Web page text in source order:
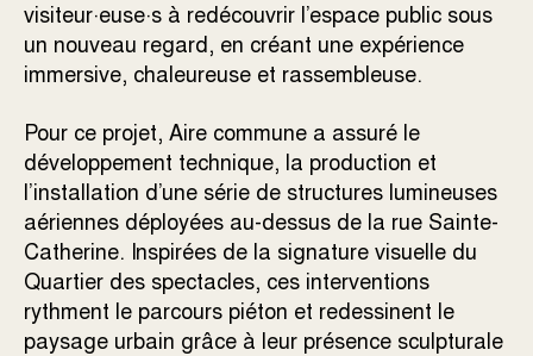
visiteur·euse·s à redécouvrir l’espace public sous
un nouveau regard, en créant une expérience
immersive, chaleureuse et rassembleuse.
Pour ce projet, Aire commune a assuré le
développement technique, la production et
l’installation d’une série de structures lumineuses
aériennes déployées au-dessus de la rue Sainte-
Catherine. Inspirées de la signature visuelle du
Quartier des spectacles, ces interventions
rythment le parcours piéton et redessinent le
paysage urbain grâce à leur présence sculpturale